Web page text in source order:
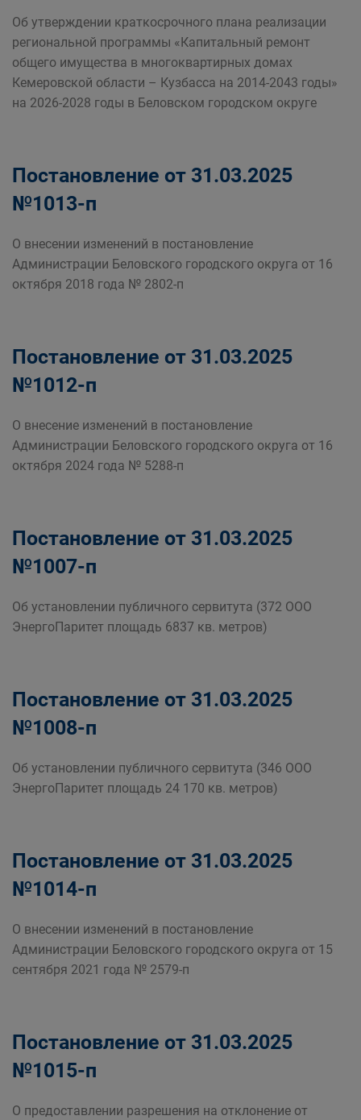
Об утверждении краткосрочного плана реализации
региональной программы «Капитальный ремонт
общего имущества в многоквартирных домах
Кемеровской области – Кузбасса на 2014-2043 годы»
на 2026-2028 годы в Беловском городском округе
Постановление от 31.03.2025
№1013-п
О внесении изменений в постановление
Администрации Беловского городского округа от 16
октября 2018 года № 2802-п
Постановление от 31.03.2025
№1012-п
О внесение изменений в постановление
Администрации Беловского городского округа от 16
октября 2024 года № 5288-п
Постановление от 31.03.2025
№1007-п
Об установлении публичного сервитута (372 ООО
ЭнергоПаритет площадь 6837 кв. метров)
Постановление от 31.03.2025
№1008-п
Об установлении публичного сервитута (346 ООО
ЭнергоПаритет площадь 24 170 кв. метров)
Постановление от 31.03.2025
№1014-п
О внесении изменений в постановление
Администрации Беловского городского округа от 15
сентября 2021 года № 2579-п
Постановление от 31.03.2025
№1015-п
О предоставлении разрешения на отклонение от